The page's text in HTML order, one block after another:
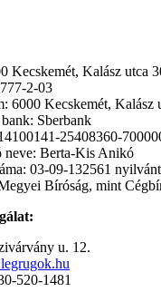
Kecskemét, Kalász utca
2-03
6000 Kecskemét, Kalász
Sberbank
25408360-
neve: Berta-Kis Anikó
03-09-132561
Bíróság, mint
u. 12.
520-1481